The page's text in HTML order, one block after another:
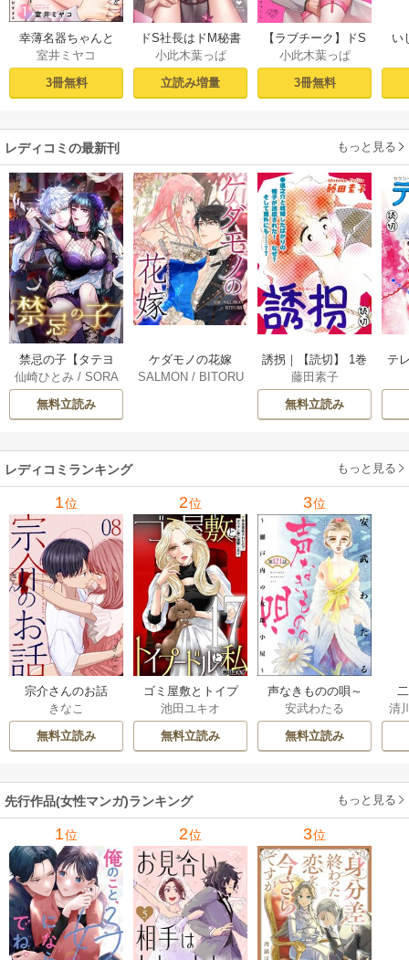
幸薄名器ちゃんと
絶倫エリートくん
むさぼりエッチが
甘すぎる（分冊
室井ミヤコ
3冊無料
ドS社長はドM秘書
をいじめたい～オ
フィスでぬれとろ
玩具レビュー～ 1
き】
小此木葉っぱ
立読み増量
【ラブチーク】ドS
社長はドM秘書をい
じめたい～オフィ
スでぬれとろ玩具
小此木葉っぱ
3冊無料
い
レディコミの最新刊 もっと見る
禁忌の子【タテヨ
ミ】 120巻
仙崎ひとみ / SORA
JIMA
無料立読み
ケダモノの花嫁
［完全版］【タテ
SALMON/ BITORU
誘拐｜【読切】 1巻
藤田素子
無料立読み
テ
レディコミランキング もっと見る
1位
宗介さんのお話
きなこ
無料立読み
2位
ゴミ屋敷とトイプ
ードルと私
池田ユキオ
無料立読み
3位
声なきものの唄～
瀬戸内の女郎小屋
～（分冊版）
安武わたる
無料立読み
は
清
さ
先行作品(女性マンガ)ランキング もっと見る
1位 2位 3位